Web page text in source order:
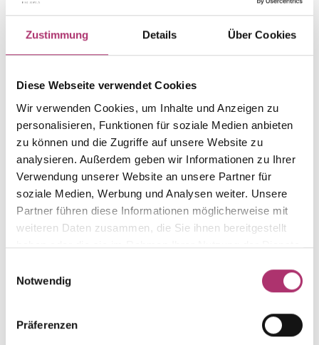
Zustimmung Details Über Cookies
Diese Webseite verwendet Cookies
Wir verwenden Cookies, um Inhalte und Anzeigen zu
personalisieren, Funktionen für soziale Medien anbieten
zu können und die Zugriffe auf unsere Website zu
analysieren. Außerdem geben wir Informationen zu Ihrer
Verwendung unserer Website an unsere Partner für
soziale Medien, Werbung und Analysen weiter. Unsere
Partner führen diese Informationen möglicherweise mit
weiteren Daten zusammen, die Sie ihnen bereitgestellt
haben oder die sie im Rahmen Ihrer Nutzung der Dienste
Notwendig
Präferenzen
Metal Fineness
585
Metal Color
yellow gold
Size
Gem Color
Diamond
fc diamond
The matching pieces
from this collection.
Solitaire · New York · Ring · Gelbgold 585 · Brillant